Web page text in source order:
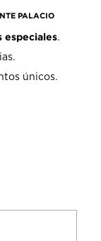
PALACIO
especiales.
únicos.